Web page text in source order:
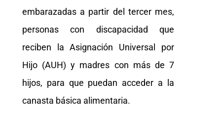
embarazadas a partir del tercer mes,
personas con discapacidad que
reciben la Asignación Universal por
Hijo (AUH) y madres con más de 7
hijos, para que puedan acceder a la
canasta básica alimentaria.